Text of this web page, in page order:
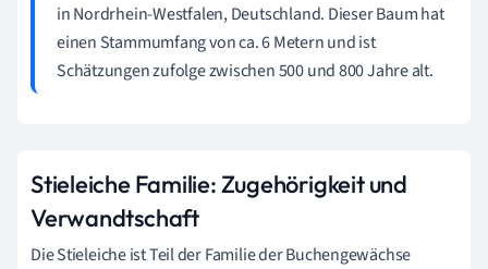
in Nordrhein-Westfalen, Deutschland. Dieser Baum hat
einen Stammumfang von ca. 6 Metern und ist
Schätzungen zufolge zwischen 500 und 800 Jahre alt.
Stieleiche Familie: Zugehörigkeit und
Verwandtschaft
Die Stieleiche ist Teil der Familie der Buchengewächse